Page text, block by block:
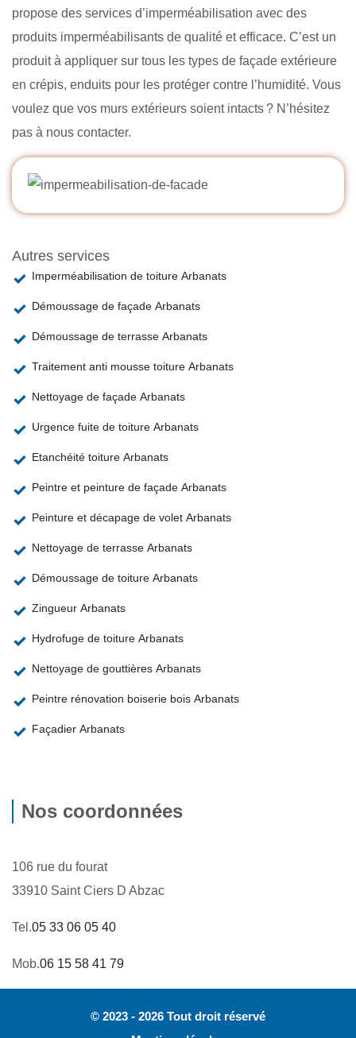
propose des services d’imperméabilisation avec des
produits imperméabilisants de qualité et efficace. C’est un
produit à appliquer sur tous les types de façade extérieure
en crépis, enduits pour les protéger contre l’humidité. Vous
voulez que vos murs extérieurs soient intacts ? N’hésitez
pas à nous contacter.
Autres services
Imperméabilisation de toiture Arbanats
Démoussage de façade Arbanats
Démoussage de terrasse Arbanats
Traitement anti mousse toiture Arbanats
Nettoyage de façade Arbanats
Urgence fuite de toiture Arbanats
Etanchéité toiture Arbanats
Peintre et peinture de façade Arbanats
Peinture et décapage de volet Arbanats
Nettoyage de terrasse Arbanats
Démoussage de toiture Arbanats
Zingueur Arbanats
Hydrofuge de toiture Arbanats
Nettoyage de gouttières Arbanats
Peintre rénovation boiserie bois Arbanats
Façadier Arbanats
Nos coordonnées
106 rue du fourat
33910 Saint Ciers D Abzac
Tel.05 33 06 05 40
Mob.06 15 58 41 79
© 2023 - 2026 Tout droit réservé